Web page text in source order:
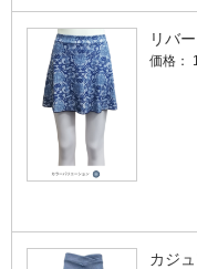
リバ
価格：
カジ